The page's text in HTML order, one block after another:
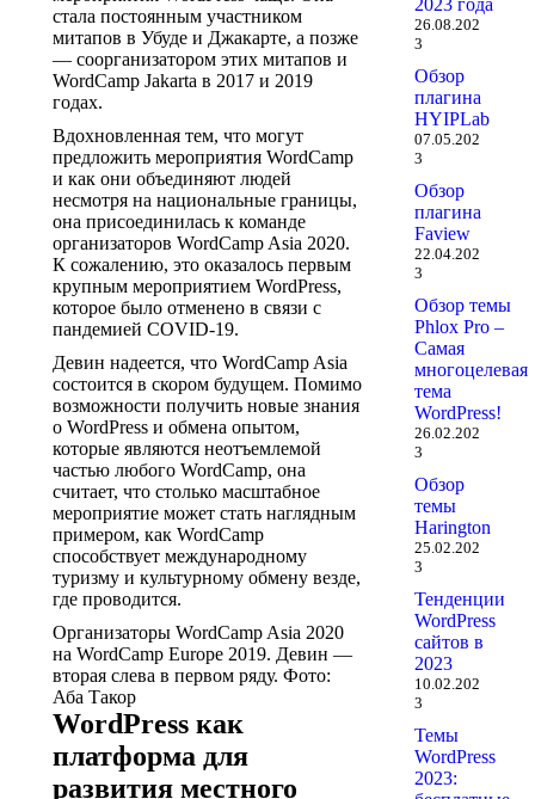
стала постоянным участником
митапов в Убуде и Джакарте, а позже
— соорганизатором этих митапов и
WordCamp Jakarta в 2017 и 2019
годах.
Вдохновленная тем, что могут
предложить мероприятия WordCamp
и как они объединяют людей
несмотря на национальные границы,
она присоединилась к команде
организаторов WordCamp Asia 2020.
К сожалению, это оказалось первым
крупным мероприятием WordPress,
которое было отменено в связи с
пандемией COVID-19.
Девин надеется, что WordCamp Asia
состоится в скором будущем. Помимо
возможности получить новые знания
о WordPress и обмена опытом,
которые являются неотъемлемой
частью любого WordCamp, она
считает, что столько масштабное
мероприятие может стать наглядным
примером, как WordCamp
способствует международному
туризму и культурному обмену везде,
где проводится.
Организаторы WordCamp Asia 2020
на WordCamp Europe 2019. Девин —
вторая слева в первом ряду. Фото:
Аба Такор
WordPress как
платформа для
развития местного
2023 года
26.08.202
3
Обзор
плагина
HYIPLab
07.05.202
3
Обзор
плагина
Faview
22.04.202
3
Обзор темы
Phlox Pro –
Самая
многоцелевая
тема
WordPress!
26.02.202
3
Обзор
темы
Harington
25.02.202
3
Тенденции
WordPress
сайтов в
2023
10.02.202
3
Темы
WordPress
2023: